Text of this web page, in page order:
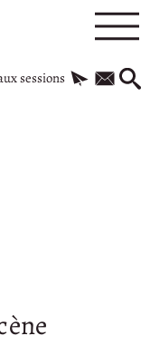
sessions